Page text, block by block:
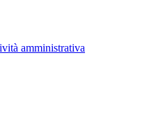
amministrativa